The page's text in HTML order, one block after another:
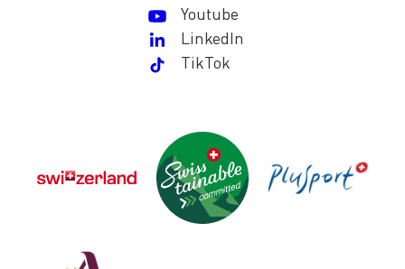
Youtube
LinkedIn
TikTok